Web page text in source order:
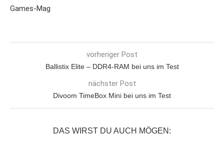
Games-Mag
vorheriger Post
Ballistix Elite – DDR4-RAM bei uns im Test
nächster Post
Divoom TimeBox Mini bei uns im Test
DAS WIRST DU AUCH MÖGEN: